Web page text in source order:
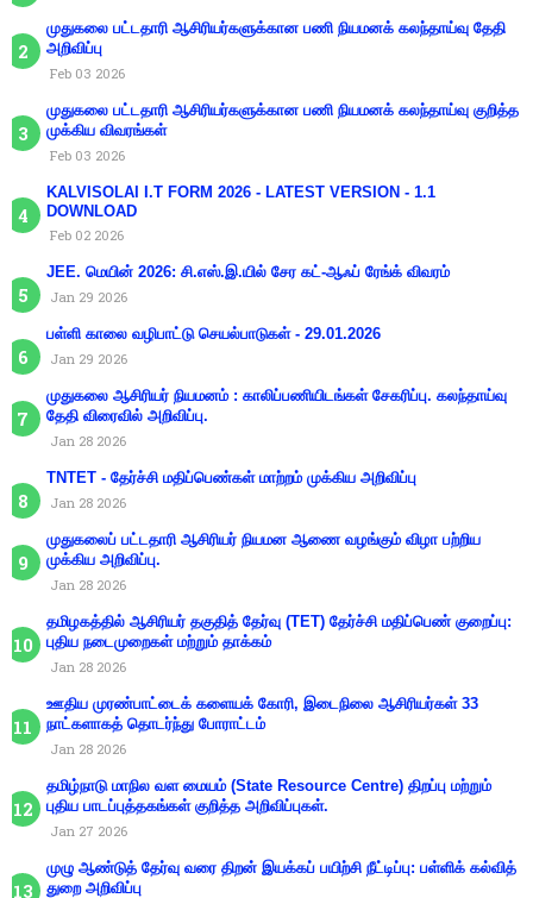
முதுகலை பட்டதாரி ஆசிரியர்களுக்கான பணி நியமனக் கலந்தாய்வு தேதி
அறிவிப்பு
Feb 03 2026
முதுகலை பட்டதாரி ஆசிரியர்களுக்கான பணி நியமனக் கலந்தாய்வு குறித்த
முக்கிய விவரங்கள்
Feb 03 2026
KALVISOLAI I.T FORM 2026 - LATEST VERSION - 1.1
DOWNLOAD
Feb 02 2026
JEE. மெயின் 2026: சி.எஸ்.இ.யில் சேர கட்-ஆஃப் ரேங்க் விவரம்
Jan 29 2026
பள்ளி காலை வழிபாட்டு செயல்பாடுகள் - 29.01.2026
Jan 29 2026
முதுகலை ஆசிரியர் நியமனம் : காலிப்பணியிடங்கள் சேகரிப்பு. கலந்தாய்வு
தேதி விரைவில் அறிவிப்பு.
Jan 28 2026
TNTET - தேர்ச்சி மதிப்பெண்கள் மாற்றம் முக்கிய அறிவிப்பு
Jan 28 2026
முதுகலைப் பட்டதாரி ஆசிரியர் நியமன ஆணை வழங்கும் விழா பற்றிய
முக்கிய அறிவிப்பு.
Jan 28 2026
தமிழகத்தில் ஆசிரியர் தகுதித் தேர்வு (TET) தேர்ச்சி மதிப்பெண் குறைப்பு:
புதிய நடைமுறைகள் மற்றும் தாக்கம்
Jan 28 2026
ஊதிய முரண்பாட்டைக் களையக் கோரி, இடைநிலை ஆசிரியர்கள் 33
நாட்களாகத் தொடர்ந்து போராட்டம்
Jan 28 2026
தமிழ்நாடு மாநில வள மையம் (State Resource Centre) திறப்பு மற்றும்
புதிய பாடப்புத்தகங்கள் குறித்த அறிவிப்புகள்.
Jan 27 2026
முழு ஆண்டுத் தேர்வு வரை திறன் இயக்கப் பயிற்சி நீட்டிப்பு: பள்ளிக் கல்வித்
துறை அறிவிப்பு